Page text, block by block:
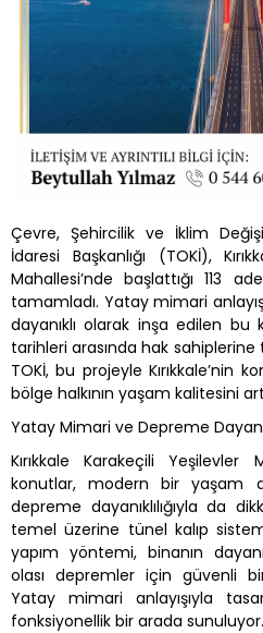
Çevre, Şehircilik ve İklim
İdaresi Başkanlığı (TOKİ),
Mahallesi’nde başlattığı 113
tamamladı. Yatay mimari
dayanıklı olarak inşa edilen
tarihleri arasında hak
TOKİ, bu projeyle Kırıkkale’nin
bölge halkının yaşam kalitesini
Yatay Mimari ve Depreme
Kırıkkale Karakeçili Yeşilevler
konutlar, modern bir yaşam
depreme dayanıklılığıyla da
temel üzerine tünel kalıp
yapım yöntemi, binanın
olası depremler için güvenli
Yatay mimari anlayışıyla
fonksiyonellik bir arada sunuluyor.